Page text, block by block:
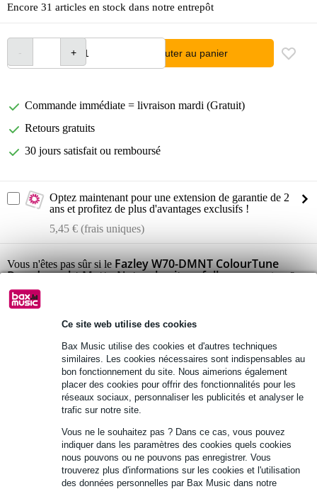
Ce site web utilise des cookies
Bax Music utilise des cookies et d'autres techniques
similaires. Les cookies nécessaires sont indispensables au
bon fonctionnement du site. Nous aimerions également
placer des cookies pour offrir des fonctionnalités pour les
réseaux sociaux, personnaliser les publicités et analyser le
trafic sur notre site.
Vous ne le souhaitez pas ? Dans ce cas, vous pouvez
indiquer dans les paramètres des cookies quels cookies
nous pouvons ou ne pouvons pas enregistrer. Vous
trouverez plus d'informations sur les cookies et l'utilisation
des données personnelles par Bax Music dans notre
Encore 31 articles en stock dans notre entrepôt
Ajouter au panier
Commande immédiate = livraison mardi (Gratuit)
Retours gratuits
30 jours satisfait ou remboursé
Optez maintenant pour une extension de garantie de 2
ans et profitez de plus d'avantages exclusifs !
5,45 € (frais uniques)
Vous n'êtes pas sûr si leFazley W70-DMNT ColourTune
Dreadnought Matte Natural guitare folkvous convient ?
Informations
Fazley guitare acoustique folk
modèle : W70-D
série : ColourTune
forme : Dreadnought
table : épicéa (spruce)
dos et éclisses : acajou (mahogany)